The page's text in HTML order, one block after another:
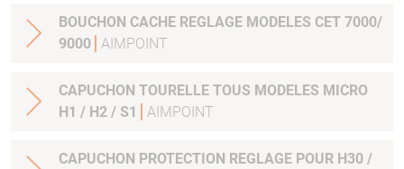
BOUCHON CACHE REGLAGE MODELES CET 7000/
9000 AIMPOINT
CAPUCHON TOURELLE TOUS MODELES MICRO
H1 / H2 / S1
AIMPOINT
CAPUCHON PROTECTION REGLAGE POUR H30 /